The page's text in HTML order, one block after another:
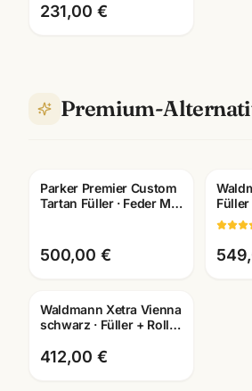
Kugelschreiber ·
0422/0419
231,00 €
Premium-
Parker Premier Custom
Tartan Füller · Feder M ·
500,00 €
Füller
Silber
Gravur
Waldmann Xetra Vienna
schwarz · Füller + Roller
Mannheim
412,00 €